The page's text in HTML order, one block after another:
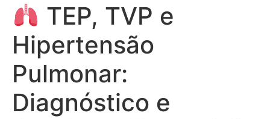
TEP, TVP e
Hipertensão
Pulmonar:
Diagnóstico e